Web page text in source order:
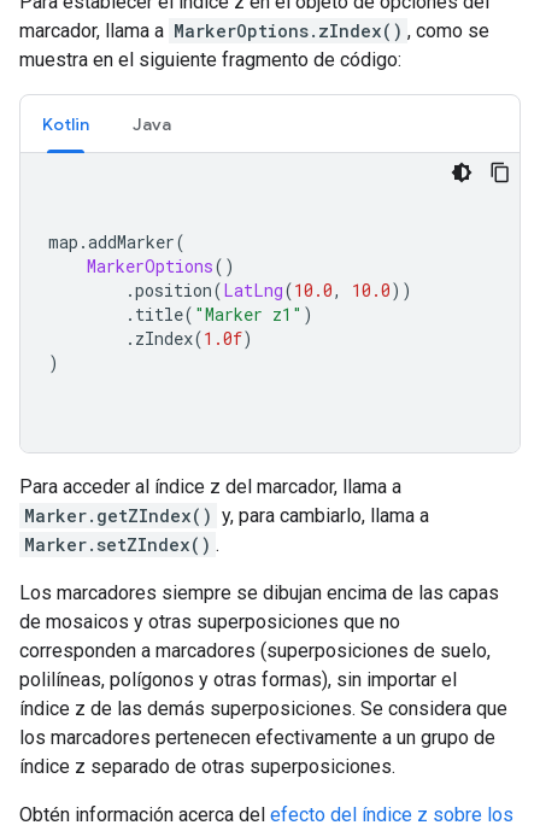
marcador, llama a MarkerOptions.zIndex() , como se
muestra en el siguiente fragmento de código:
Kotlin Java
map .addMarker(
MarkerOptions()
.position(LatLng(10.0, 10.0))
. title( "Marker z1" )
. zIndex(1.0f)
)
Para acceder al índice z del marcador, llama a
Marker.getZIndex() y, para cambiarlo, llama a
Marker.setZIndex() .
Los marcadores siempre se dibujan encima de las capas
de mosaicos y otras superposiciones que no
corresponden a marcadores (superposiciones de suelo,
polilíneas, polígonos y otras formas), sin importar el
índice z de las demás superposiciones. Se considera que
los marcadores pertenecen efectivamente a un grupo de
índice z separado de otras superposiciones.
Obtén información acerca del efecto del índice z sobre los